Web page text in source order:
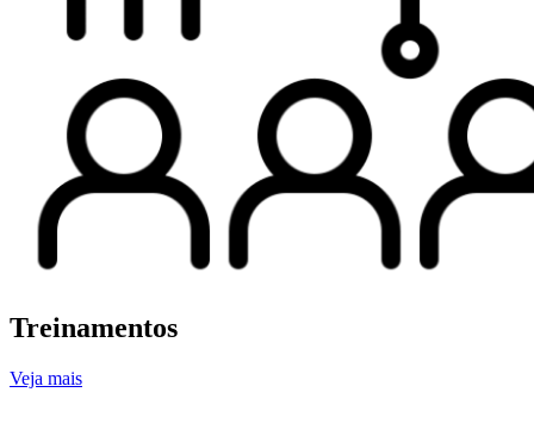
Treinamentos
Veja mais